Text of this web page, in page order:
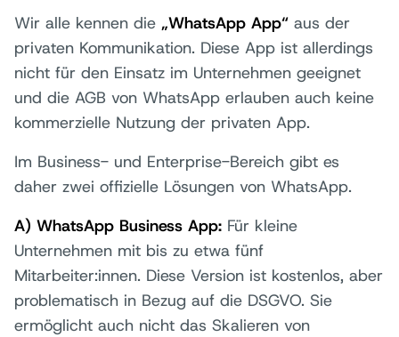
Wir alle kennen die „WhatsApp App“ aus der
privaten Kommunikation. Diese App ist allerdings
nicht für den Einsatz im Unternehmen geeignet
und die AGB von WhatsApp erlauben auch keine
kommerzielle Nutzung der privaten App.
Im Business- und Enterprise-Bereich gibt es
daher zwei offizielle Lösungen von WhatsApp.
A) WhatsApp Business App: Für kleine
Unternehmen mit bis zu etwa fünf
Mitarbeiter:innen. Diese Version ist kostenlos, aber
problematisch in Bezug auf die DSGVO. Sie
ermöglicht auch nicht das Skalieren von